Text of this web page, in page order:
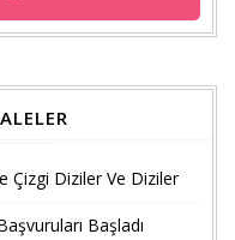
Çizgi Diziler Ve Diziler
Başladı